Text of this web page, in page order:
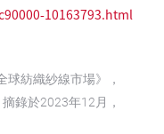
10163793.html
球紡織紗線市場》，
錄於2023年12月，